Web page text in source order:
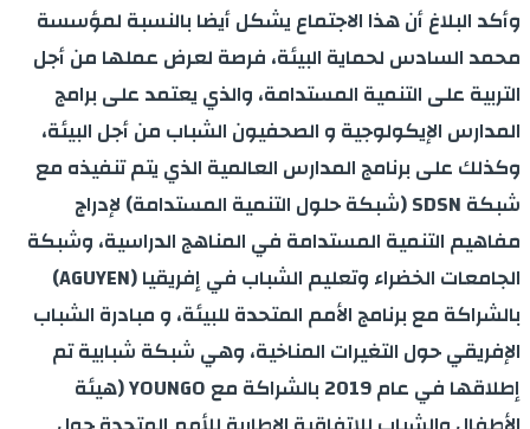
وأكد البلاغ أن هذا الاجتماع يشكل أيضا بالنسبة لمؤسسة
محمد السادس لحماية البيئة، فرصة لعرض عملها من أجل
التربية على التنمية المستدامة، والذي يعتمد على برامج
المدارس الإيكولوجية و الصحفيون الشباب من أجل البيئة،
وكذلك على برنامج المدارس العالمية الذي يتم تنفيذه مع
شبكة SDSN (شبكة حلول التنمية المستدامة) لإدراج
مفاهيم التنمية المستدامة في المناهج الدراسية، وشبكة
الجامعات الخضراء وتعليم الشباب في إفريقيا (AGUYEN)
بالشراكة مع برنامج الأمم المتحدة للبيئة، و مبادرة الشباب
الإفريقي حول التغيرات المناخية، وهي شبكة شبابية تم
إطلاقها في عام 2019 بالشراكة مع YOUNGO (هيئة